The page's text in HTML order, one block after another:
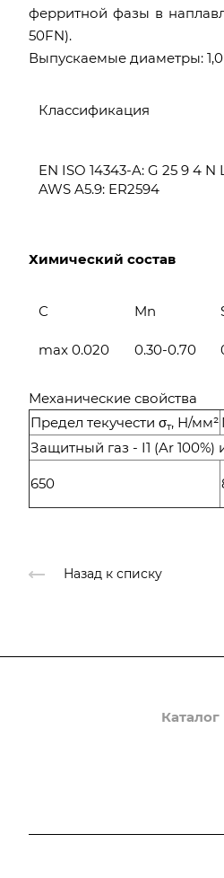
ферритной фазы в
50FN).
Выпускаемые диаметры:
Классификация
EN ISO 14343-A: G 25 9 4 N L
AWS A5.9: ER2594
Химический состав
С Mn
max 0.020 0.30-0.70
Механические свойства
Предел текучести σт, Н/мм²
Защитный газ - I1 (Ar 100%)
650
Назад к списку
Каталог